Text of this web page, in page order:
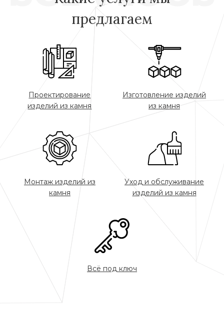
предлагаем
Проектирование
изделий из камня
Изготовление изделий
из камня
Монтаж изделий из
камня
Уход и обслуживание
изделий из камня
Всё под ключ